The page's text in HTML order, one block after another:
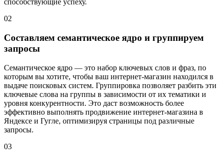
способствующие успеху.
02
Составляем семантическое ядро и группируем
запросы
Семантическое ядро — это набор ключевых слов и фраз, по
которым вы хотите, чтобы ваш интернет-магазин находился в
выдаче поисковых систем. Группировка позволяет разбить эти
ключевые слова на группы в зависимости от их тематики и
уровня конкурентности. Это даст возможность более
эффективно выполнять продвижение интернет-магазина в
Яндексе и Гугле, оптимизируя страницы под различные
запросы.
03